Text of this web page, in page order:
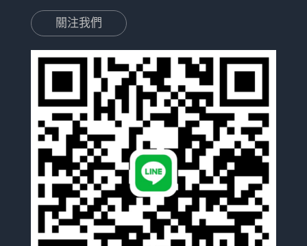
關注我們